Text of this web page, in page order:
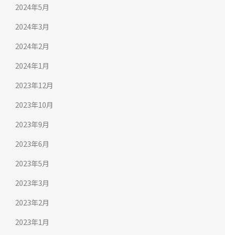
2024年5月
2024年3月
2024年2月
2024年1月
2023年12月
2023年10月
2023年9月
2023年6月
2023年5月
2023年3月
2023年2月
2023年1月